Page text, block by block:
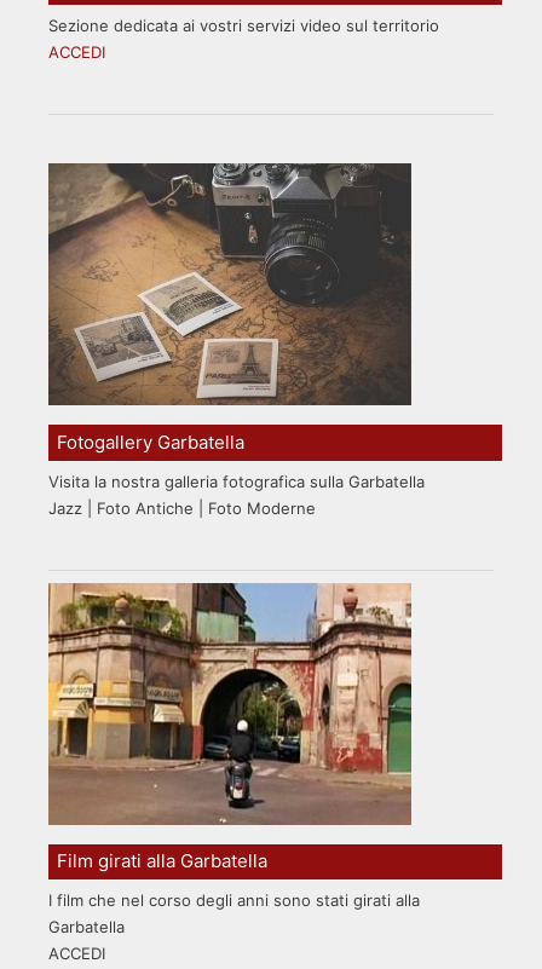
Sezione dedicata ai vostri servizi video sul territorio
ACCEDI
Fotogallery Garbatella
Visita la nostra galleria fotografica sulla Garbatella
Jazz | Foto Antiche | Foto Moderne
Film girati alla Garbatella
I film che nel corso degli anni sono stati girati alla
Garbatella
ACCEDI